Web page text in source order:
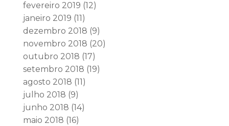
fevereiro 2019 (12)
janeiro 2019 (11)
dezembro 2018 (9)
novembro 2018 (20)
outubro 2018 (17)
setembro 2018 (19)
agosto 2018 (11)
julho 2018 (9)
junho 2018 (14)
maio 2018 (16)